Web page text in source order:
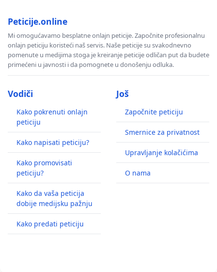
Peticije.online
Mi omogućavamo besplatne onlajn peticije. Započnite profesionalnu
onlajn peticiju koristeći naš servis. Naše peticije su svakodnevno
pomenute u medijima stoga je kreiranje peticije odličan put da budete
primećeni u javnosti i da pomognete u donošenju odluka.
Vodiči
Kako pokrenuti onlajn
peticiju
Kako napisati peticiju?
Kako promovisati
peticiju?
Kako da vaša peticija
dobije medijsku pažnju
Kako predati peticiju
Još
Započnite peticiju
Smernice za privatnost
Upravljanje kolačićima
O nama